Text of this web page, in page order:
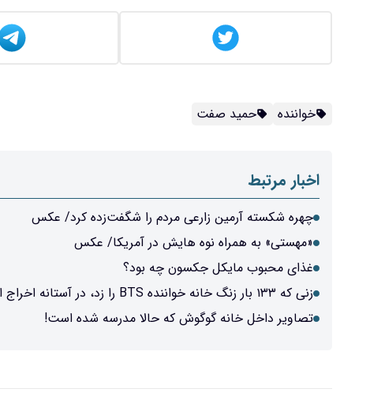
خواننده حمید صفت
اخبار مرتبط
چهره شکسته آرمین زارعی مردم را شگفت‌زده کرد/ عکس
«مهستی» به همراه نوه هایش در آمریکا/ عکس
غذای محبوب مایکل جکسون چه بود؟
زنی که ۱۳۳ بار زنگ خانه خواننده BTS را زد، در آستانه اخراج از کره!
تصاویر داخل خانه گوگوش که حالا مدرسه شده است!